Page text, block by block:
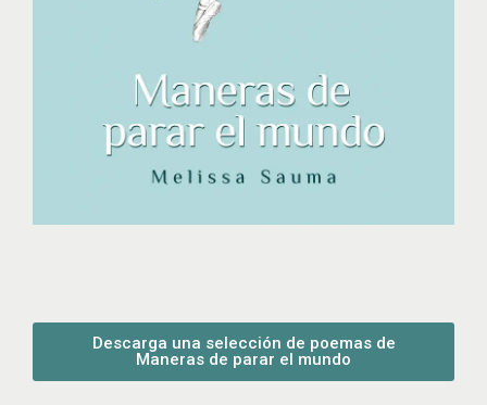
Descarga una selección de poemas de
Maneras de parar el mundo